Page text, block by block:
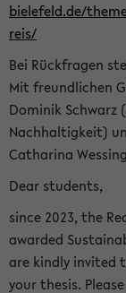
bielefeld.de/
reis/
Bei Rückfragen
Mit freundlichen
Dominik
Nachhaltigkeit)
Catharina
Dear students,
since 2023, the
awarded
are kindly invited
your thesis.